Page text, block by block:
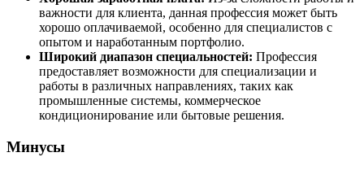
важности для клиента, данная профессия может быть
хорошо оплачиваемой, особенно для специалистов с
опытом и наработанным портфолио.
Широкий диапазон специальностей: Профессия
предоставляет возможности для специализации и
работы в различных направлениях, таких как
промышленные системы, коммерческое
кондиционирование или бытовые решения.
Минусы